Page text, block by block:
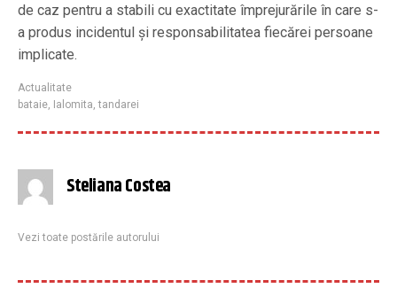
de caz pentru a stabili cu exactitate împrejurările în care s-
a produs incidentul și responsabilitatea fiecărei persoane
implicate.
Actualitate
bataie, Ialomita,tandarei
Steliana Costea
Vezi toate postările autorului